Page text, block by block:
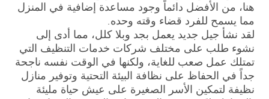
هنا، من الأفضل دائماً وجود مساعدة إضافية في المنزل
مما يسمح للفرد قضاء وقته وحده.
لقد نشأ جيل جديد يعمل بجد وبلا كلل، مما أدى إلى
نشوء طلب على مختلف شركات خدمات التنظيف التي
تمتلك عمل صعب للغاية، ولكنها في الوقت نفسه ناجحة
جداً في الحفاظ على نظافة البيئة التحتية وتوفير منازل
نظيفة لتمكين الأسر الصغيرة على عيش حياة مليئة